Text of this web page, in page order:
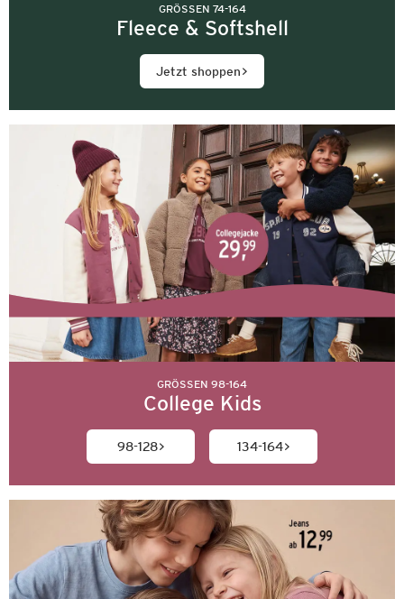
GRÖSSEN 74-164
Fleece & Softshell
Jetzt shoppen
GRÖSSEN 98-164
College Kids
98-128 134-164